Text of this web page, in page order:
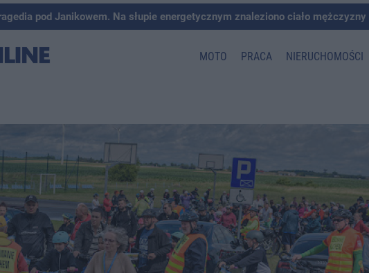
pod Janikowem. Na słupie energetycznym znaleziono ciało mężczyzny
MOTO PRACA NIERUCHOMOŚCI